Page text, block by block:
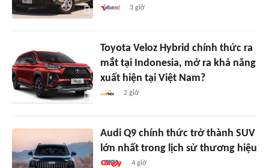
3 giờ
Toyota Veloz Hybrid chính thức ra
mắt tại Indonesia, mở ra khả năng
xuất hiện tại Việt Nam?
2 giờ
Audi Q9 chính thức trở thành SUV
lớn nhất trong lịch sử thương hiệu
4 giờ